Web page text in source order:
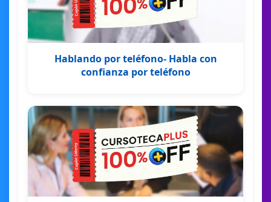
Hablando por teléfono- Habla con
confianza por teléfono